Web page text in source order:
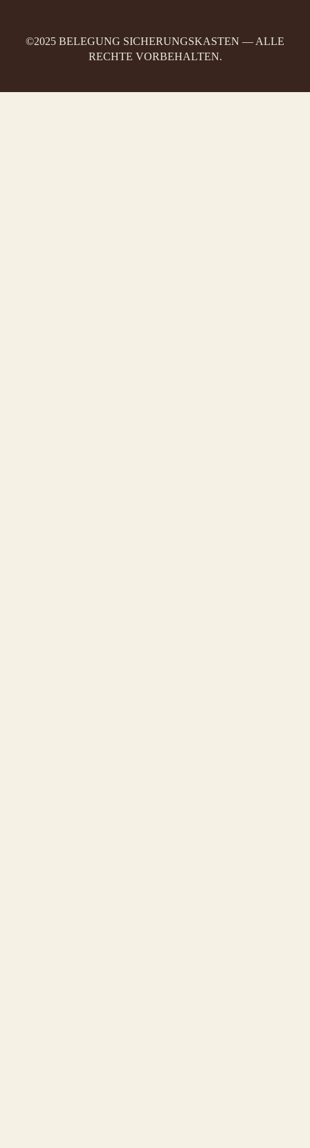
©2025 BELEGUNG SICHERUNGSKASTEN — ALLE
RECHTE VORBEHALTEN.